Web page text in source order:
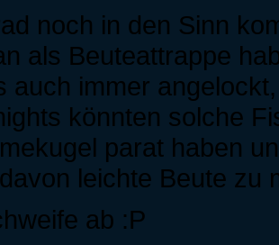
noch in den Sinn
als Beuteattrappe
auch immer
könnten solche
parat haben
leichte Beute zu
ab :P